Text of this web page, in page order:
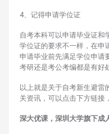
4、记得申请学位证
自考本科可以申请毕业证和
学位证的要求不一样，在申
申请毕业前先满足学位申请
考研还是考公考编都是有好
以上就是关于自考新生避雷
关资讯，可以点击下方链接
深大优课， 深圳大学旗下成